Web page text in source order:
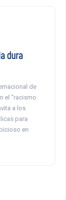
dura
de
el “racismo
a los
para
en